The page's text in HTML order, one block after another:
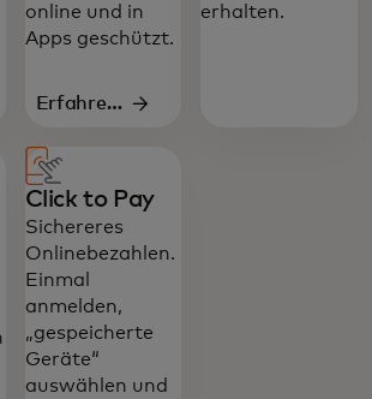
online und in
Apps geschützt.
Erfahren
erhalten.
Click to Pay
Sichereres
Onlinebezahlen.
Einmal
anmelden,
„gespeicherte
Geräte“
auswählen und